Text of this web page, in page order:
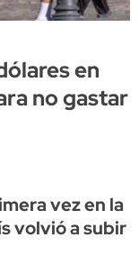
en
no gastar
vez en la
volvió a subir